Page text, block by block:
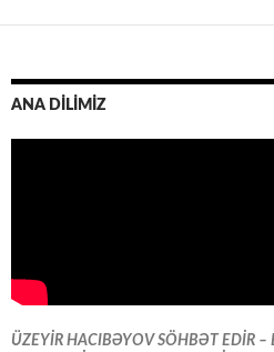
ANA DİLİMİZ
ÜZEYİR HACIBƏYOV SÖHBƏT EDİR